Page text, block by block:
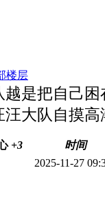
楼层
是把自己
大队自摸高
+3
时间
2025-11-27